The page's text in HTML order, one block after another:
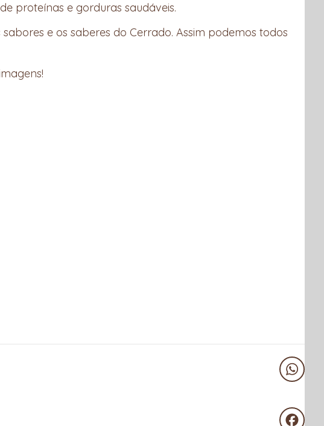
proteínas e gorduras saudáveis.
e os saberes do Cerrado. Assim podemos todos